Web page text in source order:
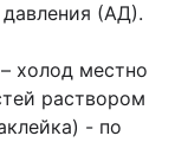
давления (АД).
холод местно
раствором
- по